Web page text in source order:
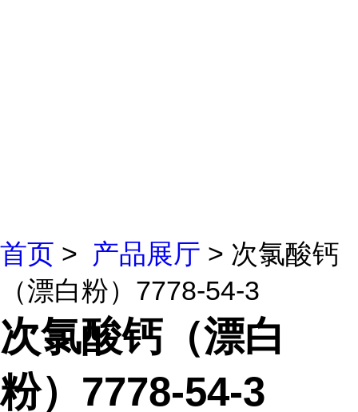
首页 > 产品展厅 > 次氯酸钙
（漂白粉）7778-54-3
次氯酸钙（漂白
粉）7778-54-3